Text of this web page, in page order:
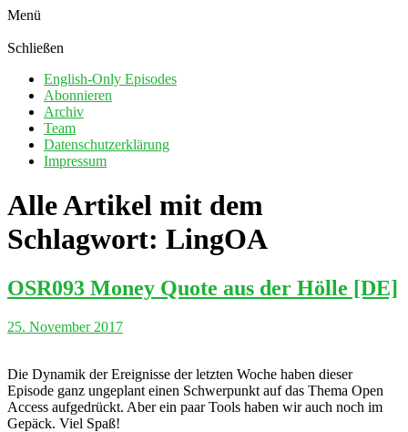
Menü
Schließen
English-Only Episodes
Abonnieren
Archiv
Team
Datenschutzerklärung
Impressum
Alle Artikel mit dem
Schlagwort: LingOA
OSR093 Money Quote aus der Hölle [DE]
25. November 2017
Die Dynamik der Ereignisse der letzten Woche haben dieser
Episode ganz ungeplant einen Schwerpunkt auf das Thema Open
Access aufgedrückt. Aber ein paar Tools haben wir auch noch im
Gepäck. Viel Spaß!